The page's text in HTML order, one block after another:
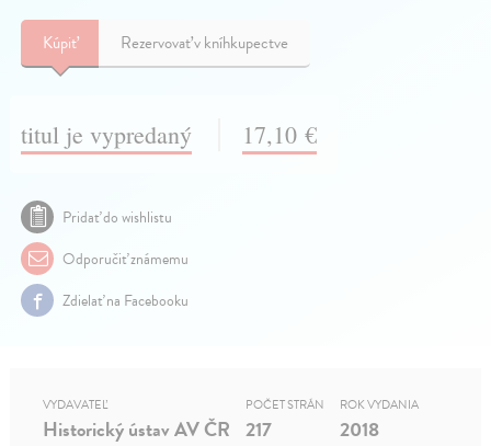
Kúpiť Rezervovať v kníhkupectve
titul je vypredaný 17,10 €
Pridať do wishlistu
Odporučiť známemu
Zdielať na Facebooku
VYDAVATEĽ
Historický ústav AV ČR
POČET STRÁN
217
ROK VYDANIA
2018